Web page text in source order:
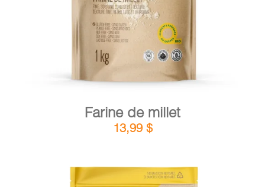
Farine de millet
13,99 $